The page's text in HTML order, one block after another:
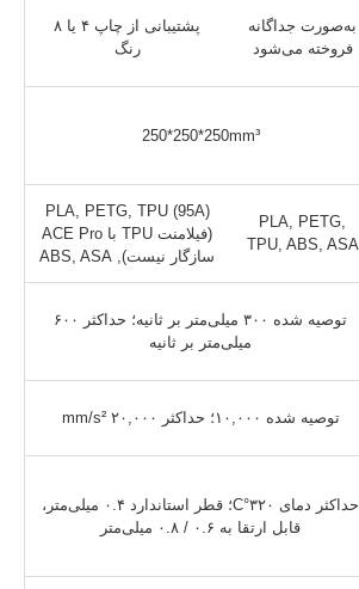
به‌صورت جداگانه
فروخته می‌شود
پشتیبانی از چاپ ۴ یا ۸
رنگ
250*250*250mm³
PLA, PETG,
TPU, ABS, ASA
PLA, PETG, TPU (95A)
(فیلامنت TPU با ACE Pro
سازگار نیست), ABS, ASA
توصیه شده ۳۰۰ میلی‌متر بر ثانیه؛ حداکثر ۶۰۰
میلی‌متر بر ثانیه
توصیه شده ۱۰,۰۰۰؛ حداکثر ۲۰,۰۰۰ mm/s²
حداکثر دمای ۳۲۰°C؛ قطر استاندارد ۰.۴ میلی‌متر،
قابل ارتقا به ۰.۶ / ۰.۸ میلی‌متر